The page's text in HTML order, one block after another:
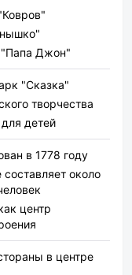
Джон"
"Сказка"
творчества
детей
в 1778 году
составляет около
центр
в центре